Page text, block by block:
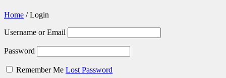
Home /Login
Username or Email
Password
Remember Me Lost Password